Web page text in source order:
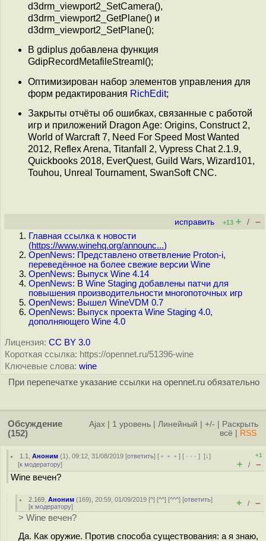
d3drm_viewport2_SetCamera(),
d3drm_viewport2_GetPlane() и
d3drm_viewport2_SetPlane();
В gdiplus добавлена функция
GdipRecordMetafileStreamI();
Оптимизирован набор элементов управления для
форм редактирования RichEdit;
Закрыты отчёты об ошибках, связанные с работой
игр и приложений Dragon Age: Origins, Construct 2,
World of Warcraft 7, Need For Speed Most Wanted
2012, Reflex Arena, Titanfall 2, Vypress Chat 2.1.9,
Quickbooks 2018, EverQuest, Guild Wars, Wizard101,
Touhou, Unreal Tournament, SwanSoft CNC.
исправить +13 + / –
Главная ссылка к новости
(https://www.winehq.org/announc...)
OpenNews: Представлено ответвление Proton-i,
переведённое на более свежие версии Wine
OpenNews: Выпуск Wine 4.14
OpenNews: В Wine Staging добавлены патчи для
повышения производительности многопоточных игр
OpenNews: Вышел WineVDM 0.7
OpenNews: Выпуск проекта Wine Staging 4.0,
дополняющего Wine 4.0
Лицензия: CC BY 3.0
Короткая ссылка: https://opennet.ru/51396-wine
Ключевые слова: wine
При перепечатке указание ссылки на opennet.ru обязательно
Обсуждение
(152)
Ajax 1 уровень Линейный +/-
Раскрыть
всё
RSS
1.1 ,Аноним (1), 09:12, 31/08/2019 [ответить] [ ﹢﹢﹢] [ · · ·][↓]
[к модератору]
+1
+ / –
Wine вечен?
2.169 ,Аноним (169), 20:59, 01/09/2019 [^] [^^] [^^^] [ответить]
[к модератору] + / –
> Wine вечен?
Да. Как оружие. Против способа существования: а я знаю,